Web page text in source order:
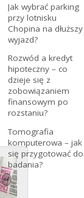
Jak wybrać parking
przy lotnisku
Chopina na dłuższy
wyjazd?
Rozwód a kredyt
hipoteczny – co
dzieje się z
zobowiązaniem
finansowym po
rozstaniu?
Tomografia
komputerowa – jak
się przygotować do
badania?